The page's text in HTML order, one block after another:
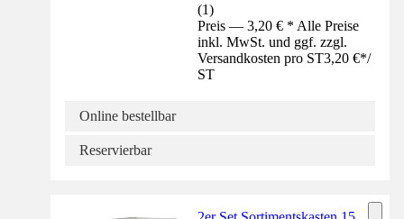
(1)
Preis — 3,20 € * Alle Preise
inkl. MwSt. und ggf. zzgl.
Versandkosten pro ST3,20 €*/
ST
Online bestellbar
Reservierbar